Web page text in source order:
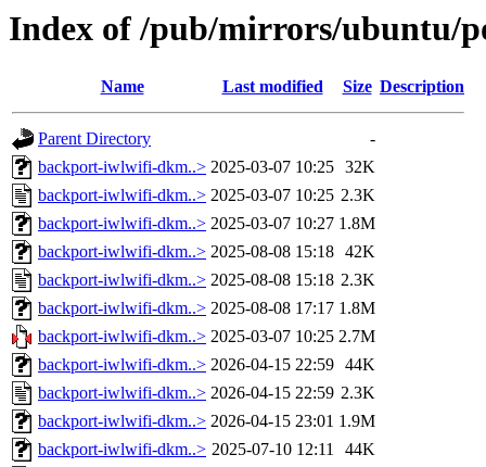
Index of /pub/mirrors/ubuntu/
Name Last modified Size Description
Parent Directory
-
backport-iwlwifi-dkm..> 2025-03-07 10:25 32K
backport-iwlwifi-dkm..> 2025-03-07 10:25 2.3K
backport-iwlwifi-dkm..> 2025-03-07 10:27 1.8M
backport-iwlwifi-dkm..> 2025-08-08 15:18 42K
backport-iwlwifi-dkm..> 2025-08-08 15:18 2.3K
backport-iwlwifi-dkm..> 2025-08-08 17:17 1.8M
backport-iwlwifi-dkm..> 2025-03-07 10:25 2.7M
backport-iwlwifi-dkm..> 2026-04-15 22:59 44K
backport-iwlwifi-dkm..> 2026-04-15 22:59 2.3K
backport-iwlwifi-dkm..> 2026-04-15 23:01 1.9M
backport-iwlwifi-dkm..> 2025-07-10 12:11
44K